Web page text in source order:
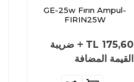
GE-25w Fırın Ampul-
FIRIN25W
175,60
ضريبة
القيمة المضافة